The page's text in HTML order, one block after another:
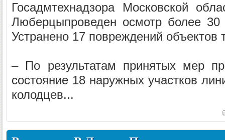
Госадмтехнадзора Московской
Люберцыпроведен осмотр более 30
Устранено 17 повреждений объектов
– По результатам принятых мер
состояние 18 наружных участков
колодцев...